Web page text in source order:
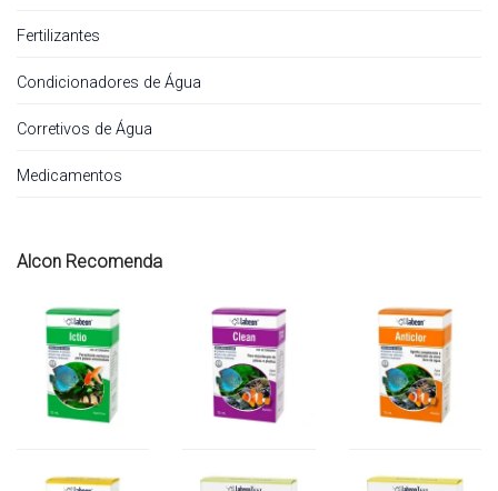
Fertilizantes
Condicionadores de Água
Corretivos de Água
Medicamentos
Alcon Recomenda